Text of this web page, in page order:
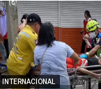
INTERNACIONAL